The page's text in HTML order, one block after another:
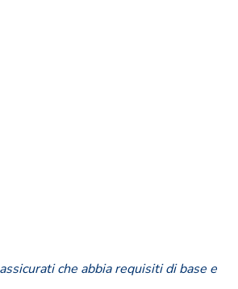
che abbia requisiti di base e